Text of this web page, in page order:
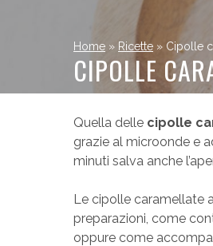
Home » Ricette » Cipolle
CIPOLLE
Quella delle cipolle
grazie al microonde e
minuti salva anche
Le cipolle caramellate
preparazioni, come
oppure come